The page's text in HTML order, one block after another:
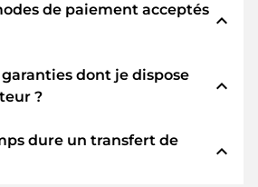
de paiement acceptés
expand_less
comme paiement anticipé
comme prestataire de
tels que : Cartes de crédit,
GooglePay, Alipay ou
dont je dispose
?
expand_less
nous vous garantissons
suivantes. Nous nous en
dure un transfert de
expand_less